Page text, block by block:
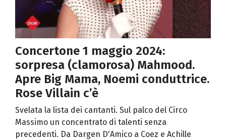
Concertone 1 maggio 2024:
sorpresa (clamorosa) Mahmood.
Apre Big Mama, Noemi conduttrice.
Rose Villain c’è
Svelata la lista dei cantanti. Sul palco del Circo
Massimo un concentrato di talenti senza
precedenti. Da Dargen D'Amico a Coez e Achille